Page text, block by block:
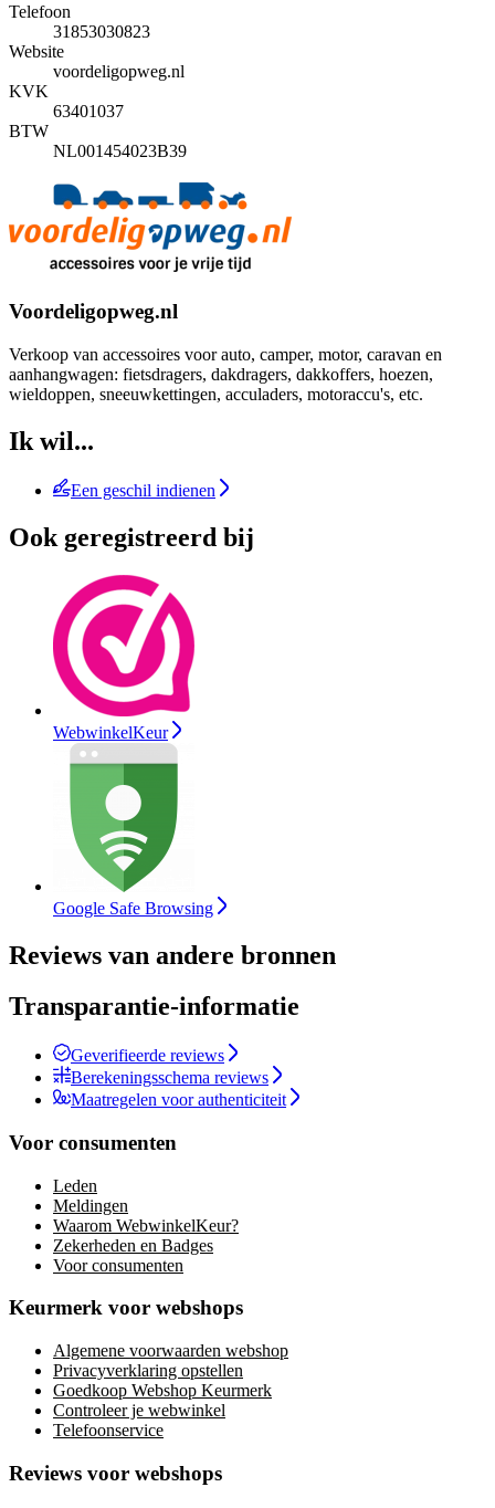
Telefoon
31853030823
Website
voordeligopweg.nl
KVK
63401037
BTW
NL001454023B39
Voordeligopweg.nl
Verkoop van accessoires voor auto, camper, motor, caravan en
aanhangwagen: fietsdragers, dakdragers, dakkoffers, hoezen,
wieldoppen, sneeuwkettingen, acculaders, motoraccu's, etc.
Ik wil...
Een geschil indienen
Ook geregistreerd bij
WebwinkelKeur
Google Safe Browsing
Reviews van andere bronnen
Transparantie-informatie
Geverifieerde reviews
Berekeningsschema reviews
Maatregelen voor authenticiteit
Voor consumenten
Leden
Meldingen
Waarom WebwinkelKeur?
Zekerheden en Badges
Voor consumenten
Keurmerk voor webshops
Algemene voorwaarden webshop
Privacyverklaring opstellen
Goedkoop Webshop Keurmerk
Controleer je webwinkel
Telefoonservice
Reviews voor webshops